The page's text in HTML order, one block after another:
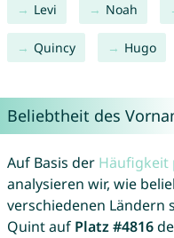
Levi Noah
Quincy Hugo
Beliebtheit des
Auf Basis der Häufigkeit
analysieren wir, wie
verschiedenen Ländern
Quint auf Platz #4816